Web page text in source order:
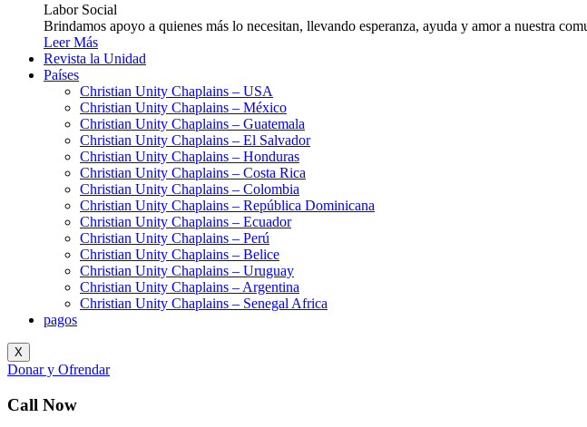
Labor Social
Brindamos apoyo a quienes más lo necesitan, llevando esperanza, ayuda y amor a nuestra
Leer Más
Revista la Unidad
Países
Christian Unity Chaplains – USA
Christian Unity Chaplains – México
Christian Unity Chaplains – Guatemala
Christian Unity Chaplains – El Salvador
Christian Unity Chaplains – Honduras
Christian Unity Chaplains – Costa Rica
Christian Unity Chaplains – Colombia
Christian Unity Chaplains – República Dominicana
Christian Unity Chaplains – Ecuador
Christian Unity Chaplains – Perú
Christian Unity Chaplains – Belice
Christian Unity Chaplains – Uruguay
Christian Unity Chaplains – Argentina
Christian Unity Chaplains – Senegal Africa
pagos
X
Donar y Ofrendar
Call Now